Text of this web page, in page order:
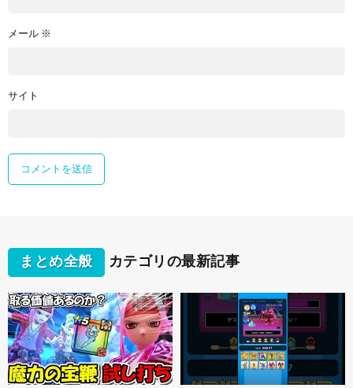
メール ※
サイト
まとめ全般 カテゴリの最新記事